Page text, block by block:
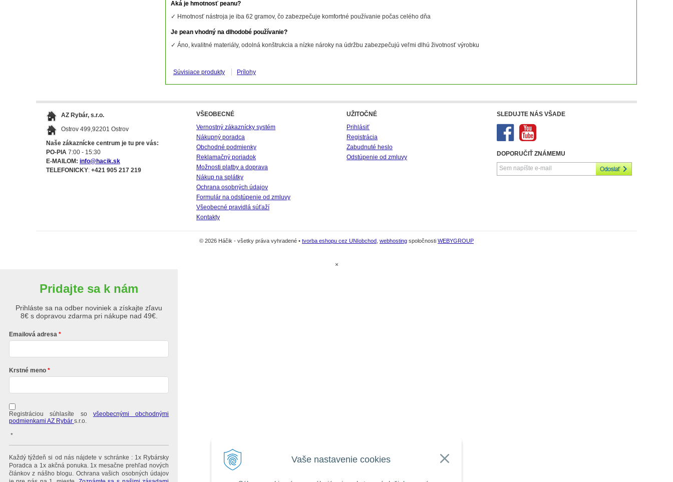
Vaše nastavenie cookies
Aká je hmotnosť peanu?
✓ Hmotnosť nástroja je iba 62 gramov, čo zabezpečuje komfortné používanie počas celého dňa
Je pean vhodný na dlhodobé používanie?
✓ Áno, kvalitné materiály, odolná konštrukcia a nízke nároky na údržbu zabezpečujú veľmi dlhú životnosť výrobku
Súvisiace produkty Prílohy
AZ Rybár, s.r.o.
Ostrov 499,92201 Ostrov
Naše zákaznícke centrum je tu pre vás:
PO-PIA 7:00 - 15:30
E-MAILOM: info@hacik.sk
TELEFONICKY: +421 905 217 219
VŠEOBECNÉ
Vernostný zákaznícky systém
Nákupný poradca
Obchodné podmienky
Reklamačný poriadok
Možnosti platby a doprava
Nákup na splátky
Ochrana osobných údajov
Formulár na odstúpenie od zmluvy
Všeobecné pravidlá súťaží
Kontakty
UŽITOČNÉ
Prihlásiť
Registrácia
Zabudnuté heslo
Odstúpenie od zmluvy
SLEDUJTE NÁS VŠADE
DOPORUČIŤ ZNÁMEMU
© 2026 Háčik - všetky práva vyhradené • tvorba eshopu cez UNIobchod webhosting spoločnosti WEBYGROUP
×
Pridajte sa k nám
Prihláste sa na odber noviniek a získajte zľavu
8€ s dopravou zdarma pri nákupe nad 49€.
Emailová adresa
Krstné meno
Registráciou súhlasíte so všeobecnými obchodnými
podmienkami AZ Rybár s.r.o.
*
Každý týždeň si od nás nájdete v schránke : 1x Rybársky
Poradca a 1x akčná ponuka. 1x mesačne prehľad nových
článkov z nášho blogu. Ochrana vašich osobných údajov